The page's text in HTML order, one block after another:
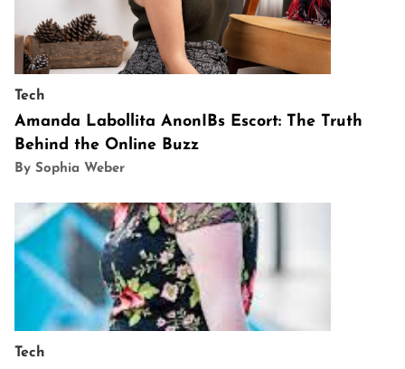
Tech
Amanda Labollita AnonIBs Escort: The Truth
Behind the Online Buzz
By Sophia Weber
Tech